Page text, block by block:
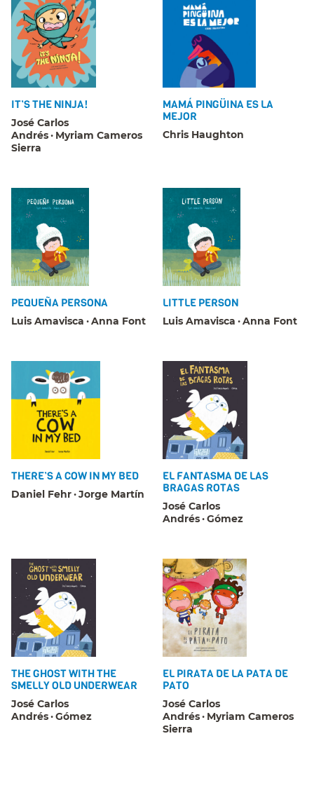
IT’S THE NINJA!
José Carlos
Andrés
Myriam Cameros
Sierra
MAMÁ PINGÜINA ES LA
MEJOR
Chris Haughton
PEQUEÑA PERSONA
Luis Amavisca Anna Font
LITTLE PERSON
Luis Amavisca Anna Font
THERE’S A COW IN MY BED
Daniel Fehr Jorge Martín
EL FANTASMA DE LAS
BRAGAS ROTAS
José Carlos
Andrés Gómez
THE GHOST WITH THE
SMELLY OLD UNDERWEAR
José Carlos
Andrés Gómez
EL PIRATA DE LA PATA DE
PATO
José Carlos
Andrés
Myriam Cameros
Sierra